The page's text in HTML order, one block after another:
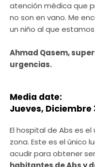
atención médica que
no son en vano. Me
un niño al que
Ahmad Qasem,
urgencias.
Media date:
Jueves, Diciembre
El hospital de Abs es
zona. Este es el único
acudir para obtener